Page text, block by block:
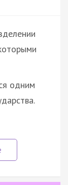
одним